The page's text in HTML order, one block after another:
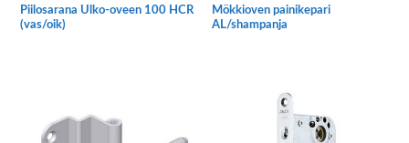
Piilosarana Ulko-oveen 100 HCR
(vas/oik)
Mökkioven painikepari
AL/shampanja